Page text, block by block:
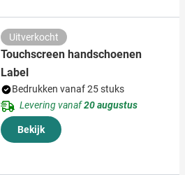
Uitverkocht
Touchscreen handschoenen
Label
Bedrukken vanaf 25 stuks
Levering vanaf20 augustus
Bekijk